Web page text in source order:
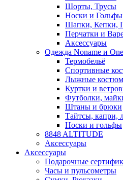
Шорты, Трусы
Носки и Гольфы
Шапки, Кепки,
Перчатки и
Аксессуары
Одежда Noname и
Термобельё
Спортивные
Лыжные
Куртки и
Футболки,
Штаны и брюки
Тайтсы, капри,
Носки и гольфы
8848 ALTITUDE
Аксессуары
Аксессуары
Подарочные
Часы и пульсометры